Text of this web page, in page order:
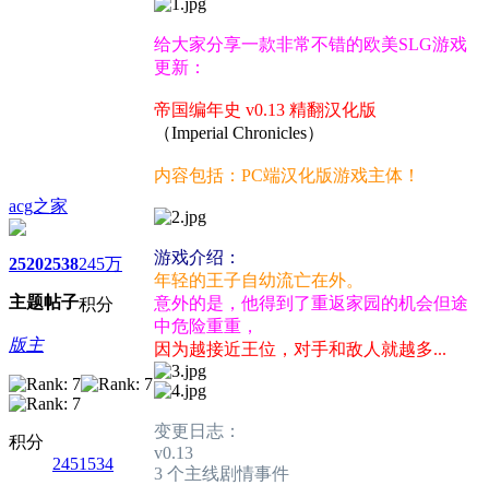
acg之家
2520
主题
2538
帖子
245万
积分
版主
积分
2451534
给大家分享一款非常不错的欧美SLG游戏
更新：
帝国编年史 v0.13 精翻汉化版
（Imperial Chronicles）
内容包括：PC端汉化版游戏主体！
游戏介绍：
年轻的王子自幼流亡在外。
意外的是，他得到了重返家园的机会但途
中危险重重，
因为越接近王位，对手和敌人就越多...
变更日志：
v0.13
3 个主线剧情事件